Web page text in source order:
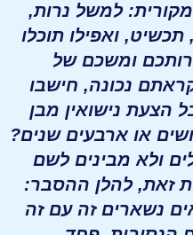
למשל נרות,
ואפילו תוכלו
ומשכם של
נכונה, חישבו
הצעת נישואין מבן
או ארבעים שנים?
ולא מבינים לשם
זאת, להלן ההסבר:
נשארים זה עם זה